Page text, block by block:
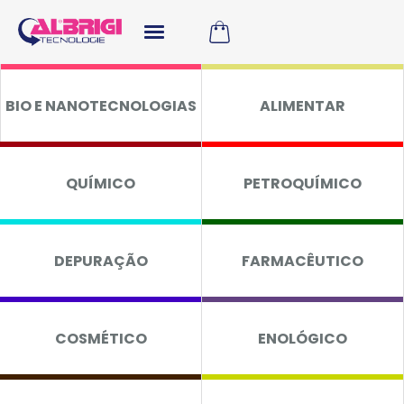
BIO E NANOTECNOLOGIAS ALIMENTAR
QUÍMICO PETROQUÍMICO
DEPURAÇÃO FARMACÊUTICO
COSMÉTICO ENOLÓGICO